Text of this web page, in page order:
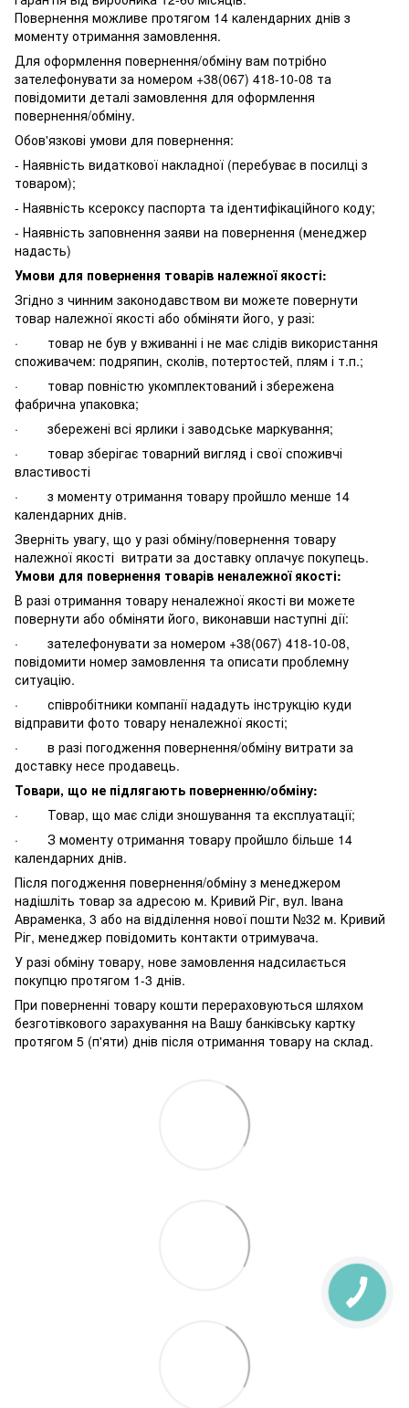
Повернення можливе протягом 14 календарних днів з
моменту отримання замовлення.
Для оформлення повернення/обміну вам потрібно
зателефонувати за номером +38(067) 418-10-08 та
повідомити деталі замовлення для оформлення
повернення/обміну.
Обов'язкові умови для повернення:
- Наявність видаткової накладної (перебуває в посилці з
товаром);
- Наявність ксероксу паспорта та ідентифікаційного коду;
- Наявність заповнення заяви на повернення (менеджер
надасть)
Умови для повернення товарів належної якості:
Згідно з чинним законодавством ви можете повернути
товар належної якості або обміняти його, у разі:
· товар не був у вживанні і не має слідів використання
споживачем: подряпин, сколів, потертостей, плям і т.п.;
· товар повністю укомплектований і збережена
фабрична упаковка;
· збережені всі ярлики і заводське маркування;
· товар зберігає товарний вигляд і свої споживчі
властивості
· з моменту отримання товару пройшло менше 14
календарних днів.
Зверніть увагу, що у разі обміну/повернення товару
належної якості витрати за доставку оплачує покупець.
Умови для повернення товарів неналежної якості:
В разі отримання товару неналежної якості ви можете
повернути або обміняти його, виконавши наступні дії:
· зателефонувати за номером +38(067) 418-10-08,
повідомити номер замовлення та описати проблемну
ситуацію.
· співробітники компанії нададуть інструкцію куди
відправити фото товару неналежної якості;
· в разі погодження повернення/обміну витрати за
доставку несе продавець.
Товари, що не підлягають поверненню/обміну:
· Товар, що має сліди зношування та експлуатації;
· З моменту отримання товару пройшло більше 14
календарних днів.
Після погодження повернення/обміну з менеджером
надішліть товар за адресою м. Кривий Ріг, вул. Івана
Авраменка, 3 або на відділення нової пошти №32 м. Кривий
Ріг, менеджер повідомить контакти отримувача.
У разі обміну товару, нове замовлення надсилається
покупцю протягом 1-3 днів.
При поверненні товару кошти перераховуються шляхом
безготівкового зарахування на Вашу банківську картку
протягом 5 (п'яти) днів після отримання товару на склад.